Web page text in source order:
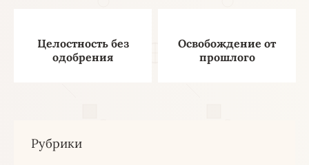
Целостность без
одобрения
Освобождение от
прошлого
Рубрики